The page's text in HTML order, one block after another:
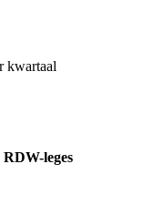
kwartaal
leges